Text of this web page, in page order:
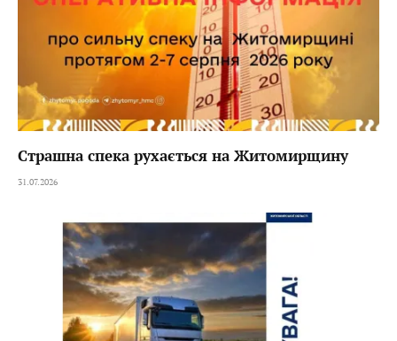
Страшна спека рухається на Житомирщину
31.07.2026